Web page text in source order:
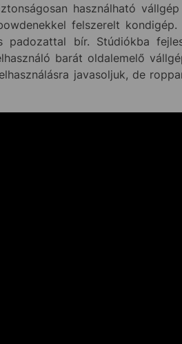
használható
felszerelt
bír. Stúdiókba
barát oldalemelő
javasoljuk, de